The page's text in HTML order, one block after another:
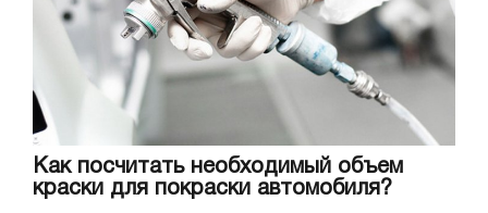
Как посчитать необходимый объем
краски для покраски автомобиля?